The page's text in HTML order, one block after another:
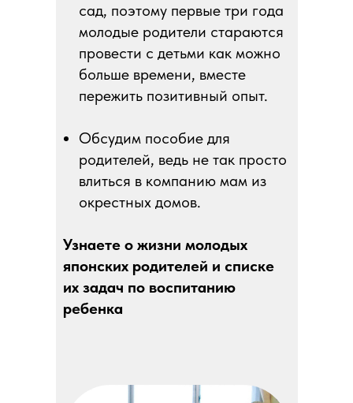
сад, поэтому первые три года
молодые родители стараются
провести с детьми как можно
больше времени, вместе
пережить позитивный опыт.
Обсудим пособие для
родителей, ведь не так просто
влиться в компанию мам из
окрестных домов.
Узнаете о жизни молодых
японских родителей и списке
их задач по воспитанию
ребенка